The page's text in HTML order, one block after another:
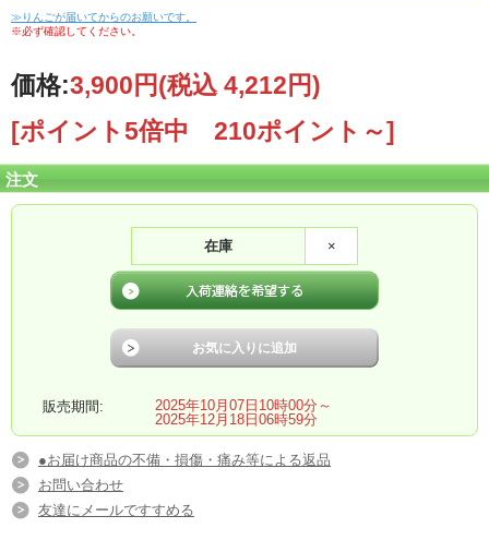
≫りんごが届いてからのお願いです。
※必ず確認してください。
価格:3,900円(税込 4,212円)
[ポイント5倍中 210ポイント～]
注文
在庫 ×
販売期間:
2025年10月07日10時00分～
2025年12月18日06時59分
●お届け商品の不備・損傷・痛み等による返品
お問い合わせ
友達にメールですすめる